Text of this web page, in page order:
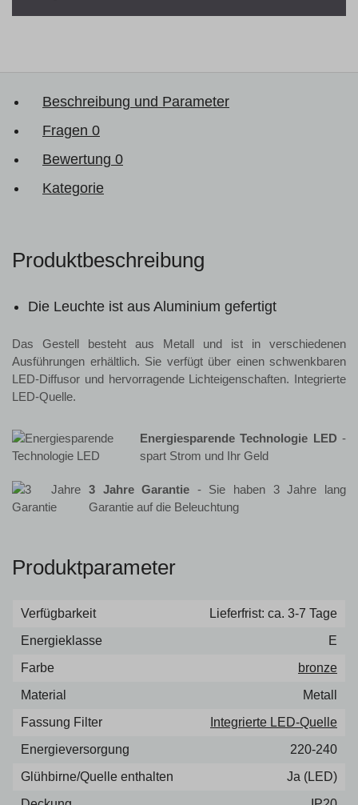
Beschreibung und Parameter
Fragen 0
Bewertung 0
Kategorie
Produktbeschreibung
Die Leuchte ist aus Aluminium gefertigt
Das Gestell besteht aus Metall und ist in verschiedenen
Ausführungen erhältlich. Sie verfügt über einen schwenkbaren
LED-Diffusor und hervorragende Lichteigenschaften. Integrierte
LED-Quelle.
Energiesparende Technologie LED -
spart Strom und Ihr Geld
3 Jahre Garantie - Sie haben 3 Jahre lang
Garantie auf die Beleuchtung
Produktparameter
Verfügbarkeit
Lieferfrist: ca. 3-7 Tage
Energieklasse
E
Farbe
bronze
Material
Metall
Fassung Filter
Integrierte LED-Quelle
Energieversorgung
220-240
Glühbirne/Quelle enthalten
Ja (LED)